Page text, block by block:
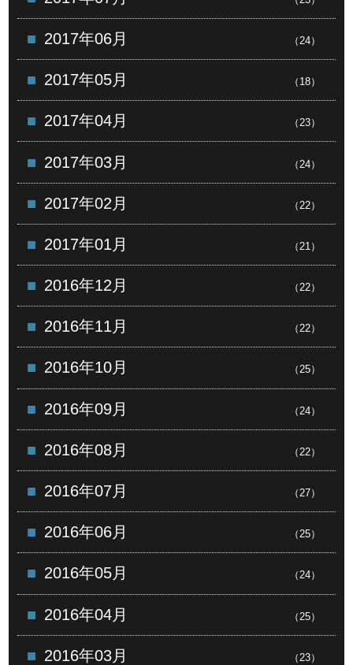
2017年06月 （24）
2017年05月 （18）
2017年04月 （23）
2017年03月 （24）
2017年02月 （22）
2017年01月 （21）
2016年12月 （22）
2016年11月 （22）
2016年10月 （25）
2016年09月 （24）
2016年08月 （22）
2016年07月 （27）
2016年06月 （25）
2016年05月 （24）
2016年04月 （25）
2016年03月 （23）